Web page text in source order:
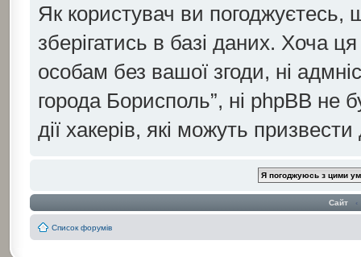
Як користувач ви
зберігатись в базі даних. Хоча
особам без вашої згоди, ні
города Борисполь”, ні phpBB не
дії хакерів, які можуть
Сайт ‹
Список форумів